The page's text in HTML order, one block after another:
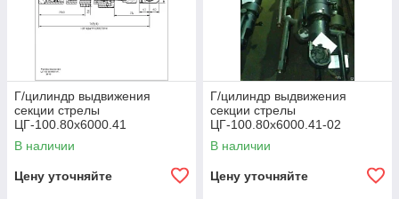
Г/цилиндр выдвижения
секции стрелы
ЦГ-100.80х6000.41
(КС-4572А.63.900-2А)
В наличии
Цену уточняйте
Г/цилиндр выдвижения
секции стрелы
ЦГ-100.80х6000.41-02
(КС-55715.63.900-3-02)
В наличии
Цену уточняйте